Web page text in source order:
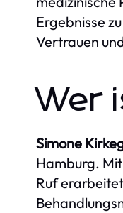
Ergebnisse
Vertrauen
Wer
Simone
Hamburg.
Ruf